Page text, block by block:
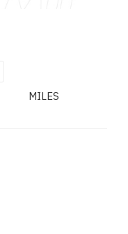
MILES